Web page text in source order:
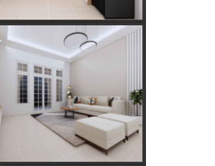
yang Tepat untuk Rumah Tangga,
Jual Beli Tanah Adat: Regulasi,
Aman